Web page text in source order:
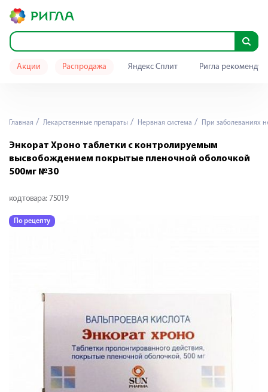
Акции Распродажа Яндекс Сплит Ригла
Главная Лекарственные препараты Нервная система При заболеваниях
Энкорат Хроно таблетки с контролируемым
высвобождением покрытые пленочной оболочкой
500мг №30
код товара: 75019
По рецепту